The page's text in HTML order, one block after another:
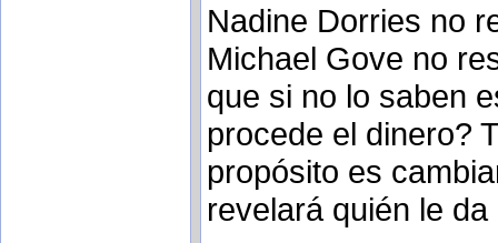
Nadine Dorries no
Michael Gove no
que si no lo saben
procede el dinero?
propósito es
revelará quién le